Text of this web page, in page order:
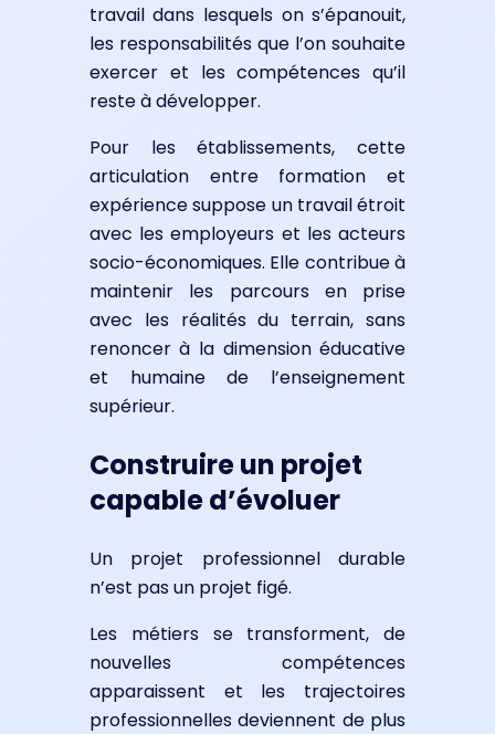
travail dans lesquels on s’épanouit,
les responsabilités que l’on souhaite
exercer et les compétences qu’il
reste à développer.
Pour les établissements, cette
articulation entre formation et
expérience suppose un travail étroit
avec les employeurs et les acteurs
socio-économiques. Elle contribue à
maintenir les parcours en prise
avec les réalités du terrain, sans
renoncer à la dimension éducative
et humaine de l’enseignement
supérieur.
Construire un projet
capable d’évoluer
Un projet professionnel durable
n’est pas un projet figé.
Les métiers se transforment, de
nouvelles compétences
apparaissent et les trajectoires
professionnelles deviennent de plus